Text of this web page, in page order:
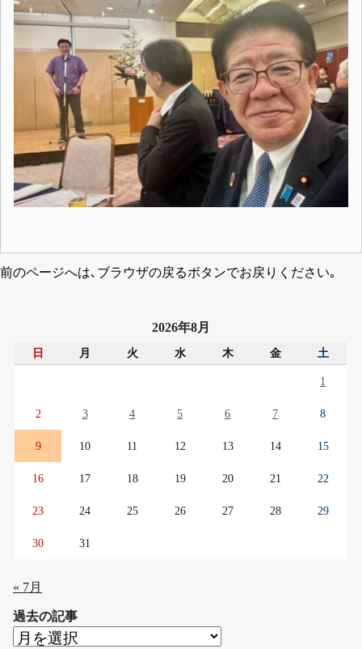
前のページへは､ブラウザの戻るボタンでお戻りください｡
2026年8月
日 月 火 水 木 金 土
1
2 3 4 5 6 7 8
9 10 11 12 13 14 15
16 17 18 19 20 21 22
23 24 25 26 27 28 29
30 31
« 7月
過去の記事
過